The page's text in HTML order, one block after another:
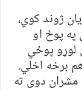
۱۵۰ زره دروزیان ژوند کوي،
پوځ او
پوځي
برخه اخلي.
دوی ته